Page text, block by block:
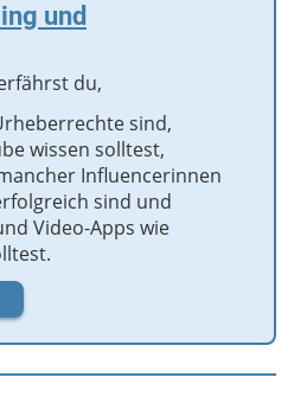
und
du,
sind,
wissen solltest,
Influencerinnen
sind und
Video-Apps wie